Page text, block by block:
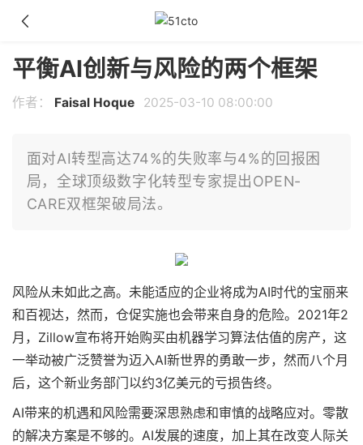
平衡AI创新与风险的两个框架
作者： Faisal Hoque 2025-03-10 08:00:00
面对AI转型高达74%的失败率与4%的回报困
局，全球顶级数字化转型专家提出OPEN-
CARE双框架破局法。
风险从未如此之高。未能适应的企业将成为AI时代的宝丽来
和百视达，然而，仓促实施也会带来自身的危险。2021年2
月，Zillow宣布将开始购买由机器学习算法估值的房产，这
一举动被广泛赞誉为迈入AI新世界的勇敢一步，然而八个月
后，这个新业务部门以约3亿美元的亏损告终。
AI带来的机遇和风险需要深思熟虑和审慎的战略应对。零散
的解决方案是不够的。AI发展的速度，加上其在改变人际关